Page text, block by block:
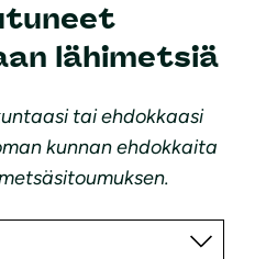
lähimetsiä
tai ehdokkaasi
kunnan ehdokkaita